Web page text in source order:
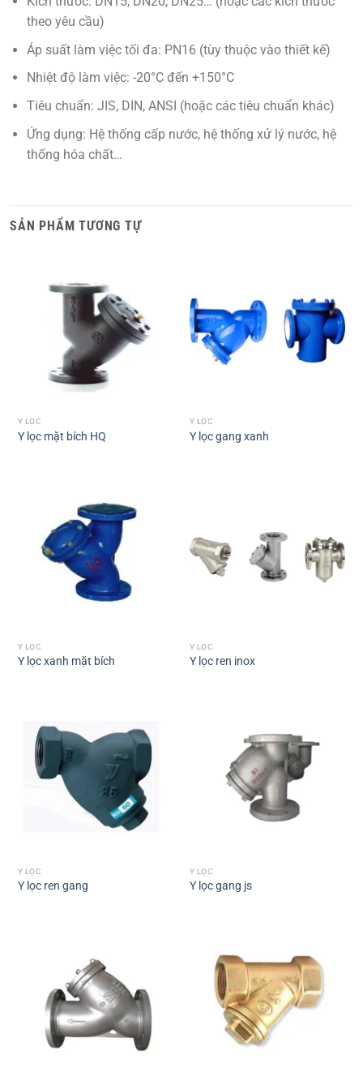
theo yêu cầu)
Áp suất làm việc tối đa: PN16 (tùy thuộc vào thiết kế)
Nhiệt độ làm việc: -20°C đến +150°C
Tiêu chuẩn: JIS, DIN, ANSI (hoặc các tiêu chuẩn khác)
Ứng dụng: Hệ thống cấp nước, hệ thống xử lý nước, hệ
thống hóa chất…
SẢN PHẨM TƯƠNG TỰ
Y LỌC
Y lọc mặt bích HQ
Y LỌC
Y lọc gang xanh
Y LỌC
Y lọc xanh mặt bích
Y LỌC
Y lọc ren inox
Y LỌC
Y lọc ren gang
Y LỌC
Y lọc gang js